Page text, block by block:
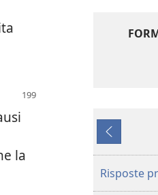
la
Precedente
Risposte